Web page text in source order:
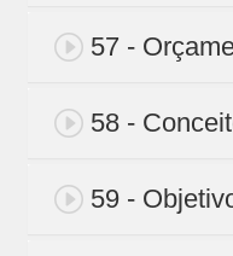
57 -
58 -
59 -